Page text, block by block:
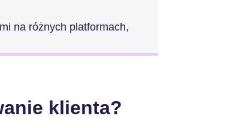
na różnych platformach,
klienta?